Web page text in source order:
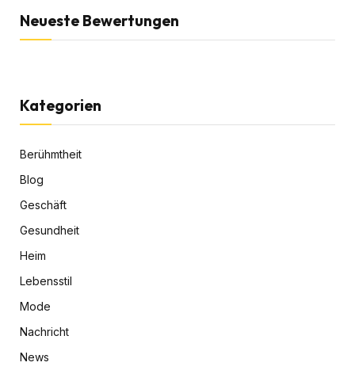
Neueste Bewertungen
Kategorien
Berühmtheit
Blog
Geschäft
Gesundheit
Heim
Lebensstil
Mode
Nachricht
News